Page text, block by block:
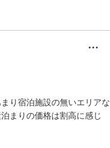
り宿泊施設の無いエリアな
まりの価格は割高に感じ